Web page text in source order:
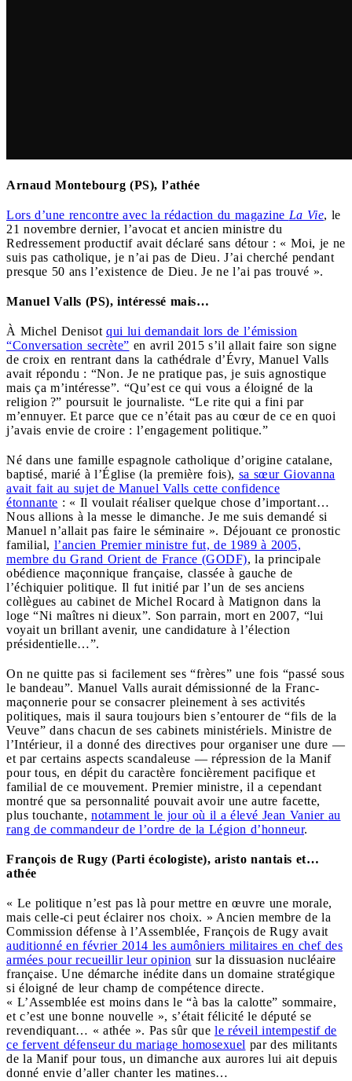
Arnaud Montebourg (PS), l’athée
Lors d’une rencontre avec la rédaction du magazine La Vie, le
21 novembre dernier, l’avocat et ancien ministre du
Redressement productif avait déclaré sans détour : « Moi, je ne
suis pas catholique, je n’ai pas de Dieu. J’ai cherché pendant
presque 50 ans l’existence de Dieu. Je ne l’ai pas trouvé ».
Manuel Valls (PS), intéressé mais…
À Michel Denisot qui lui demandait lors de l’émission
“Conversation secrète” en avril 2015 s’il allait faire son signe
de croix en rentrant dans la cathédrale d’Évry, Manuel Valls
avait répondu : “Non. Je ne pratique pas, je suis agnostique
mais ça m’intéresse”. “Qu’est ce qui vous a éloigné de la
religion ?” poursuit le journaliste. “Le rite qui a fini par
m’ennuyer. Et parce que ce n’était pas au cœur de ce en quoi
j’avais envie de croire : l’engagement politique.”
Né dans une famille espagnole catholique d’origine catalane,
baptisé, marié à l’Église (la première fois), sa sœur Giovanna
avait fait au sujet de Manuel Valls cette confidence
étonnante : « Il voulait réaliser quelque chose d’important…
Nous allions à la messe le dimanche. Je me suis demandé si
Manuel n’allait pas faire le séminaire ». Déjouant ce pronostic
familial, l’ancien Premier ministre fut, de 1989 à 2005,
membre du Grand Orient de France (GODF), la principale
obédience maçonnique française, classée à gauche de
l’échiquier politique. Il fut initié par l’un de ses anciens
collègues au cabinet de Michel Rocard à Matignon dans la
loge “Ni maîtres ni dieux”. Son parrain, mort en 2007, “lui
voyait un brillant avenir, une candidature à l’élection
présidentielle…”.
On ne quitte pas si facilement ses “frères” une fois “passé sous
le bandeau”. Manuel Valls aurait démissionné de la Franc-
maçonnerie pour se consacrer pleinement à ses activités
politiques, mais il saura toujours bien s’entourer de “fils de la
Veuve” dans chacun de ses cabinets ministériels. Ministre de
l’Intérieur, il a donné des directives pour organiser une dure —
et par certains aspects scandaleuse — répression de la Manif
pour tous, en dépit du caractère foncièrement pacifique et
familial de ce mouvement. Premier ministre, il a cependant
montré que sa personnalité pouvait avoir une autre facette,
plus touchante, notamment le jour où il a élevé Jean Vanier au
rang de commandeur de l’ordre de la Légion d’honneur.
François de Rugy (Parti écologiste), aristo nantais et…
athée
« Le politique n’est pas là pour mettre en œuvre une morale,
mais celle-ci peut éclairer nos choix. » Ancien membre de la
Commission défense à l’Assemblée, François de Rugy avait
auditionné en février 2014 les aumôniers militaires en chef des
armées pour recueillir leur opinion sur la dissuasion nucléaire
française. Une démarche inédite dans un domaine stratégique
si éloigné de leur champ de compétence directe.
« L’Assemblée est moins dans le “à bas la calotte” sommaire,
et c’est une bonne nouvelle », s’était félicité le député se
revendiquant… « athée ». Pas sûr que le réveil intempestif de
ce fervent défenseur du mariage homosexuel par des militants
de la Manif pour tous, un dimanche aux aurores lui ait depuis
donné envie d’aller chanter les matines…